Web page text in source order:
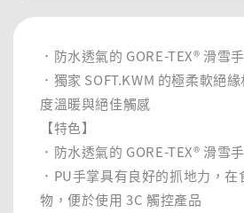
．防水透氣的 GORE-TEX® 滑雪
．獨家 SOFT.KWM 的極柔軟絕
度溫暖與絕佳觸感
【特色】
．防水透氣的 GORE-TEX® 滑雪
．PU手掌具有良好的抓地力，
物，便於使用 3C 觸控產品